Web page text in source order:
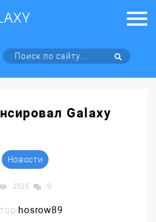
Galaxy
Новости
1515 0
hosrow89